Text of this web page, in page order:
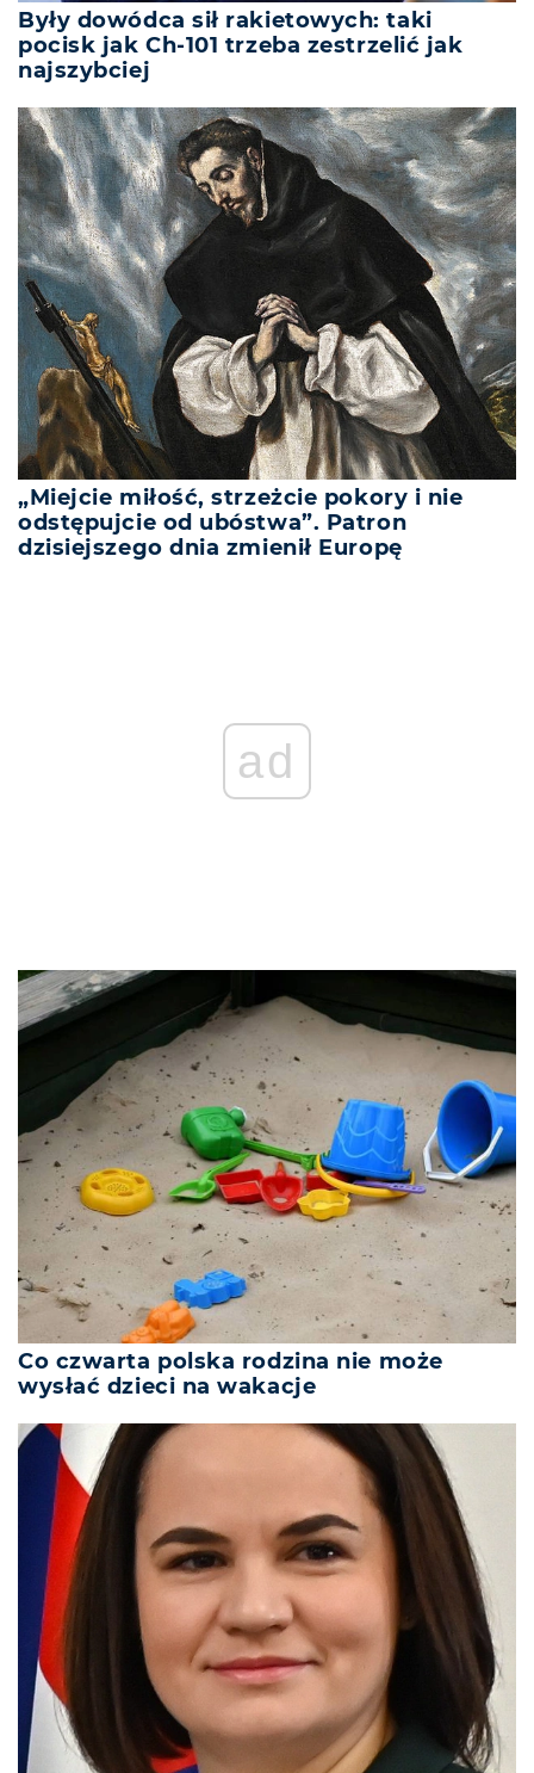
Były dowódca sił rakietowych: taki
pocisk jak Ch-101 trzeba zestrzelić jak
najszybciej
„Miejcie miłość, strzeżcie pokory i nie
odstępujcie od ubóstwa”. Patron
dzisiejszego dnia zmienił Europę
ad
Co czwarta polska rodzina nie może
wysłać dzieci na wakacje